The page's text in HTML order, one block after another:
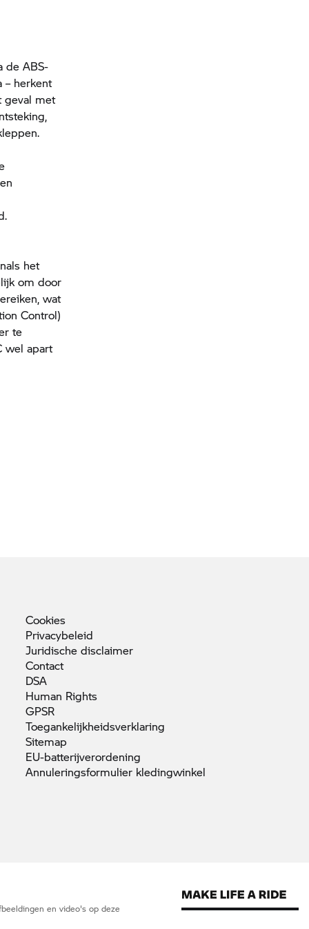
de ABS-
– herkent
geval met
het
om door
wat
Control)
te
wel apart
Cookies
Privacybeleid
Juridische disclaimer
Contact
DSA
Human Rights
GPSR
Toegankelijkheidsverklaring
Sitemap
EU-batterijverordening
Annuleringsformulier kledingwinkel
en video's op deze